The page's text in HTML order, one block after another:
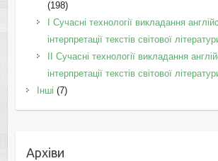
(198)
I Cучасні технології викладання
інтерпретації текстів світової
II Cучасні технології викладання
інтерпретації текстів світової
Інші (7)
Архіви